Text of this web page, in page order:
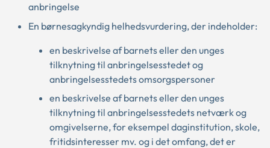
anbringelse
En børnesagkyndig helhedsvurdering, der indeholder:
en beskrivelse af barnets eller den unges
tilknytning til anbringelsesstedet og
anbringelsesstedets omsorgspersoner
en beskrivelse af barnets eller den unges
tilknytning til anbringelsesstedets netværk og
omgivelserne, for eksempel daginstitution, skole,
fritidsinteresser mv. og i det omfang, det er